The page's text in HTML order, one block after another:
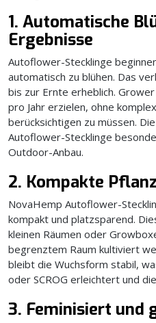
1. Automatische
Ergebnisse
Autoflower-Stecklinge
automatisch zu blühen. Das
bis zur Ernte erheblich.
pro Jahr erzielen, ohne
berücksichtigen zu müssen.
Autoflower-Stecklinge
Outdoor-Anbau.
2. Kompakte
NovaHemp Autoflower-
kompakt und platzsparend.
kleinen Räumen oder
begrenztem Raum kultiviert
bleibt die Wuchsform stabil,
oder SCROG erleichtert und
3. Feminisiert und